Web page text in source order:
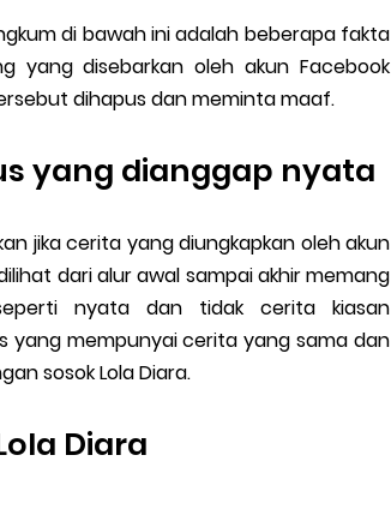
di bawah ini adalah beberapa fakta
yang disebarkan oleh akun Facebook
dihapus dan meminta maaf.
yang dianggap nyata
jika cerita yang diungkapkan oleh akun
dari alur awal sampai akhir memang
nyata dan tidak cerita kiasan
yang mempunyai cerita yang sama dan
sosok Lola Diara.
Diara